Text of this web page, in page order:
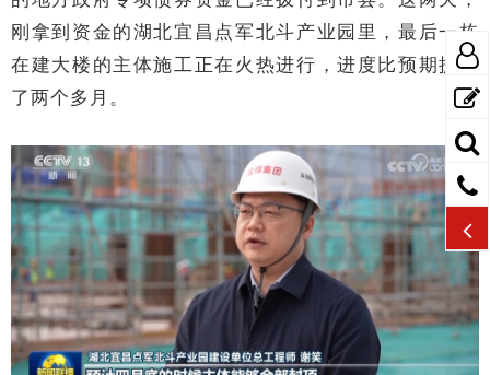
刚拿到资金的湖北宜昌点军北斗产业园里，最后一栋
在建大楼的主体施工正在火热进行，进度比预期提前
了两个多月。